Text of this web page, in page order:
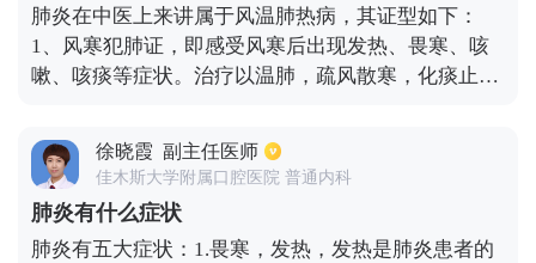
热。值得注意的是，新生儿或严重营养不良的儿童不
能仅仅通过他们的体温来确定疾病的严重程度，因为
他们的体温可能不会升高或低于正常水平。这时，也
繁。在早期，刺激性干咳是疾病的高峰期。恢复期的
咳嗽可能加重痰，通常在发烧咳嗽后出现气短。全身
症状可能包括疲倦、厌食、烦躁不安、轻度腹泻或呕
吐。
肺炎在中医上来讲属于风温肺热病，其证型如下：
1、风寒犯肺证，即感受风寒后出现发热、畏寒、咳
嗽、咳痰等症状。治疗以温肺，疏风散寒，化痰止咳
2、风热犯肺证：症状主要有发热烦躁、咳黄黏痰、
舌红苔黄，脉以浮滑为主。治疗以疏风清热，宣肺止
咳，化痰止咳为主。药物为桑菊饮加减等。
徐晓霞 副主任医师
佳木斯大学附属口腔医院 普通内科
肺炎有什么症状
肺炎有五大症状：1.畏寒，发热，发热是肺炎患者的